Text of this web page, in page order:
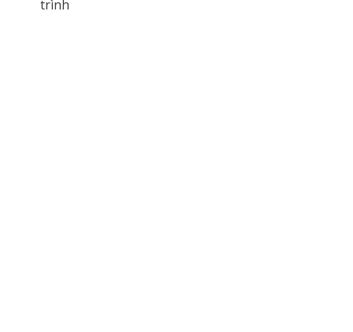
trình